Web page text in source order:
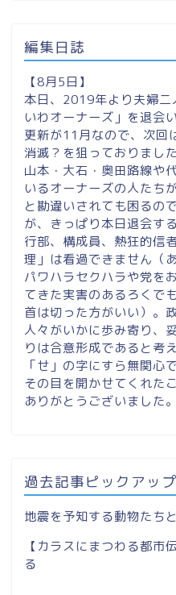
編集日誌
【8月5日】
本日、2019年より夫婦二
いわオーナーズ」を退会
更新が11月なので、次回
消滅？を狙っておりまし
山本・大石・奥田路線や
いるオーナーズの人たち
と勘違いされても困るの
が、きっぱり本日退会す
行部、構成員、熱狂的信
理」は看過できません（
パワハラセクハラや党を
てきた実害のあるろくで
首は切った方がいい）。
人々がいかに歩み寄り、
りは合意形成であると考
「せ」の字にすら無関心
その目を開かせてくれた
ありがとうございました。
過去記事ピックアップ
地震を予知する動物たち
【カラスにまつわる都市
る